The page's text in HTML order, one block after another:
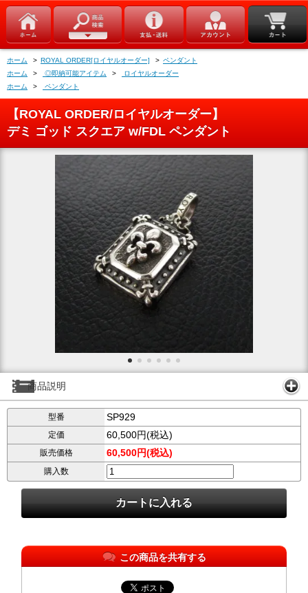
ホーム > ROYAL ORDER[ロイヤルオーダー] > ペンダント
ホーム
> ◎即納可能アイテム >
ロイヤルオーダー
ホーム
> ペンダント
【ROYAL ORDER/ロイヤルオーダー】
デミ ゴッド スクエア w/FDL ペンダント
商品説明
型番 SP929
定価 60,500円(税込)
販売価格 60,500円(税込)
購入数
この商品を共有する